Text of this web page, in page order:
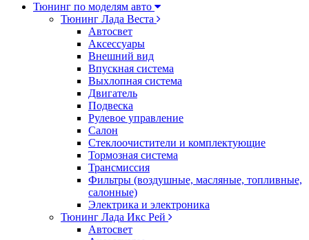
Тюнинг по моделям авто
Тюнинг Лада Веста
Автосвет
Аксессуары
Внешний вид
Впускная система
Выхлопная система
Двигатель
Подвеска
Рулевое управление
Салон
Стеклоочистители и комплектующие
Тормозная система
Трансмиссия
Фильтры (воздушные, масляные, топливные,
салонные)
Электрика и электроника
Тюнинг Лада Икс Рей
Автосвет